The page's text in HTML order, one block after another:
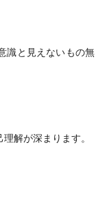
識と見えないもの無
解が深まります。